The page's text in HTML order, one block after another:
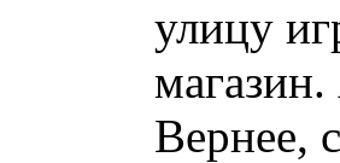
улицу
Вернее,